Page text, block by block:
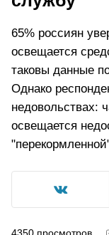
65% россиян
освещается
таковы данные
Однако
недовольствах:
освещается
4350 просмотров